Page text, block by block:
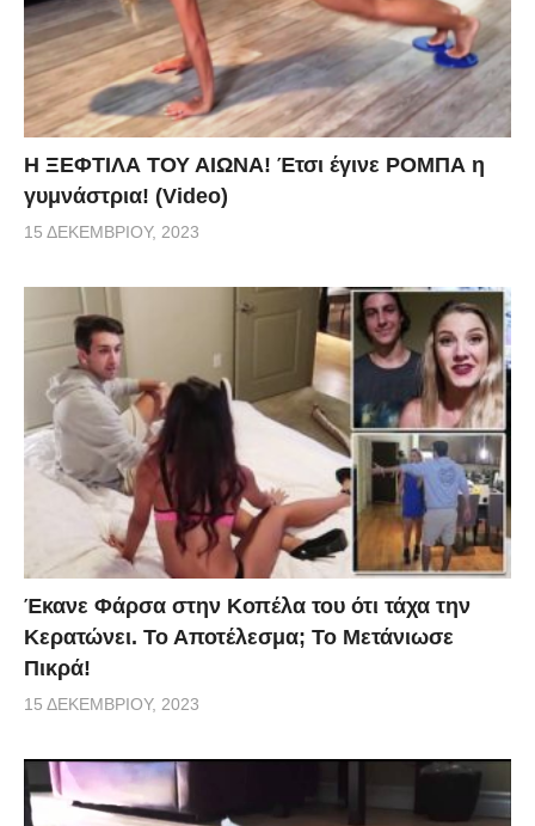
Η ΞΕΦΤΙΛΑ ΤΟΥ ΑΙΩΝΑ! Έτσι έγινε ΡΟΜΠΑ η
γυμνάστρια! (Video)
15 ΔΕΚΕΜΒΡΊΟΥ, 2023
Έκανε Φάρσα στην Κοπέλα του ότι τάχα την
Κερατώνει. Το Αποτέλεσμα; Το Μετάνιωσε
Πικρά!
15 ΔΕΚΕΜΒΡΊΟΥ, 2023